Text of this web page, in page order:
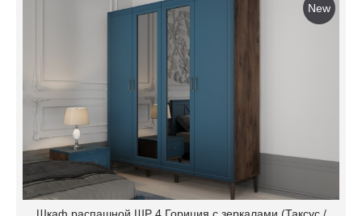
New
Шкаф распашной ШР 4 Гориция с зеркалами (Таксус /